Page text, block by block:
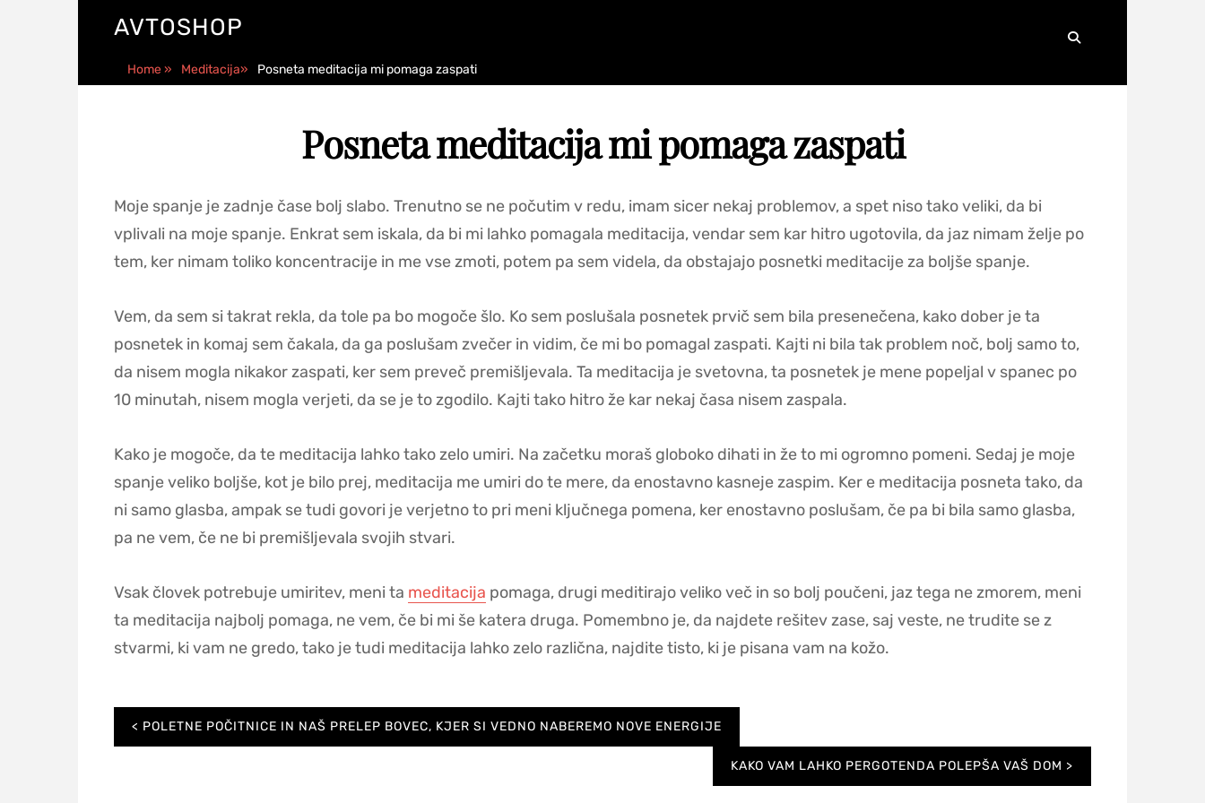
AVTOSHOP
Search
Home» Meditacija» Posneta meditacija mi pomaga zaspati
Posneta meditacija mi pomaga zaspati
Moje spanje je zadnje čase bolj slabo. Trenutno se ne počutim v redu, imam sicer nekaj problemov, a spet niso tako veliki, da bi
vplivali na moje spanje. Enkrat sem iskala, da bi mi lahko pomagala meditacija, vendar sem kar hitro ugotovila, da jaz nimam želje po
tem, ker nimam toliko koncentracije in me vse zmoti, potem pa sem videla, da obstajajo posnetki meditacije za boljše spanje.
Vem, da sem si takrat rekla, da tole pa bo mogoče šlo. Ko sem poslušala posnetek prvič sem bila presenečena, kako dober je ta
posnetek in komaj sem čakala, da ga poslušam zvečer in vidim, če mi bo pomagal zaspati. Kajti ni bila tak problem noč, bolj samo to,
da nisem mogla nikakor zaspati, ker sem preveč premišljevala. Ta meditacija je svetovna, ta posnetek je mene popeljal v spanec po
10 minutah, nisem mogla verjeti, da se je to zgodilo. Kajti tako hitro že kar nekaj časa nisem zaspala.
Kako je mogoče, da te meditacija lahko tako zelo umiri. Na začetku moraš globoko dihati in že to mi ogromno pomeni. Sedaj je moje
spanje veliko boljše, kot je bilo prej, meditacija me umiri do te mere, da enostavno kasneje zaspim. Ker e meditacija posneta tako, da
ni samo glasba, ampak se tudi govori je verjetno to pri meni ključnega pomena, ker enostavno poslušam, če pa bi bila samo glasba,
pa ne vem, če ne bi premišljevala svojih stvari.
Vsak človek potrebuje umiritev, meni ta meditacija pomaga, drugi meditirajo veliko več in so bolj poučeni, jaz tega ne zmorem, meni
ta meditacija najbolj pomaga, ne vem, če bi mi še katera druga. Pomembno je, da najdete rešitev zase, saj veste, ne trudite se z
stvarmi, ki vam ne gredo, tako je tudi meditacija lahko zelo različna, najdite tisto, ki je pisana vam na kožo.
Navigacija
prispevka
POLETNE POČITNICE IN NAŠ PRELEP BOVEC, KJER SI VEDNO NABEREMO NOVE ENERGIJE
KAKO VAM LAHKO PERGOTENDA POLEPŠA VAŠ DOM